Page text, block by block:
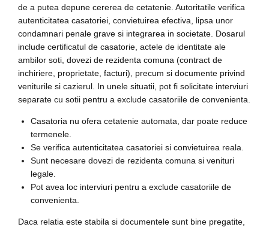
de a putea depune cererea de cetatenie. Autoritatile verifica
autenticitatea casatoriei, convietuirea efectiva, lipsa unor
condamnari penale grave si integrarea in societate. Dosarul
include certificatul de casatorie, actele de identitate ale
ambilor soti, dovezi de rezidenta comuna (contract de
inchiriere, proprietate, facturi), precum si documente privind
veniturile si cazierul. In unele situatii, pot fi solicitate interviuri
separate cu sotii pentru a exclude casatoriile de convenienta.
Casatoria nu ofera cetatenie automata, dar poate reduce
termenele.
Se verifica autenticitatea casatoriei si convietuirea reala.
Sunt necesare dovezi de rezidenta comuna si venituri
legale.
Pot avea loc interviuri pentru a exclude casatoriile de
convenienta.
Daca relatia este stabila si documentele sunt bine pregatite,